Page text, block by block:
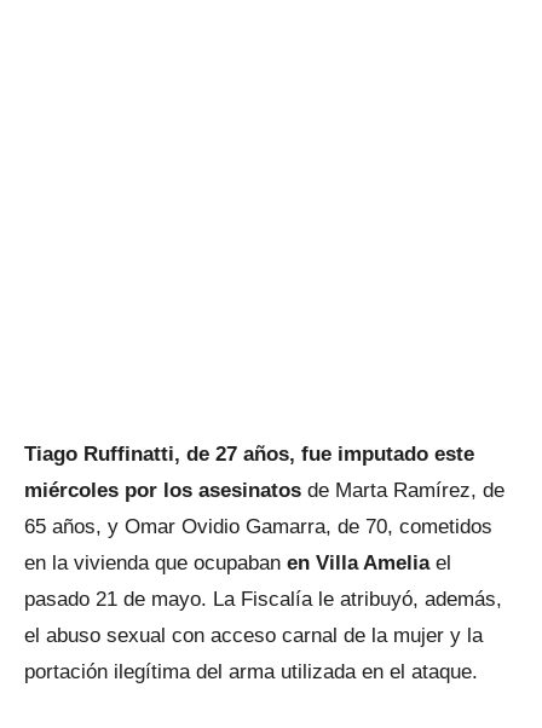
Tiago Ruffinatti, de 27 años, fue imputado este
miércoles por los asesinatos de Marta Ramírez, de
65 años, y Omar Ovidio Gamarra, de 70, cometidos
en la vivienda que ocupaban en Villa Ameliael
pasado 21 de mayo. La Fiscalía le atribuyó, además,
el abuso sexual con acceso carnal de la mujer y la
portación ilegítima del arma utilizada en el ataque.